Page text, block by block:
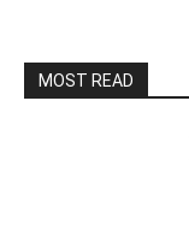
MOST READ